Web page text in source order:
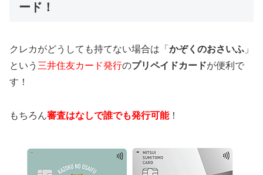
ード！
クレカがどうしても持てない場合は「 かぞくのおさいふ 」
という 三井住友カード発行のプリペイドカードが便利で
す！
もちろん審査はなしで誰でも発行可能！